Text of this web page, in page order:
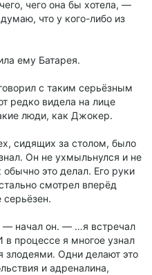
чего она бы хотела, —
что у кого-либо из
ему Батарея.
с таким серьёзным
редко видела на лице
люди, как Джокер.
сидящих за столом, было
Он не ухмыльнулся и не
обычно это делал. Его руки
смотрел вперёд
начал он. — …я встречал
в процессе я многое узнал
злодеями. Одни делают это
и адреналина,